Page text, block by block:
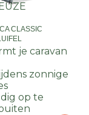
CLASSIC
je caravan
zonnige
op te